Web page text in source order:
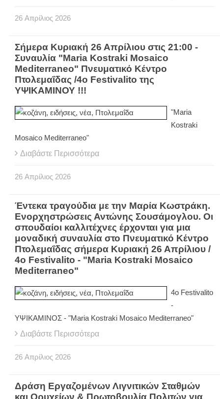
26 Απρίλιος 2026
Σήμερα Κυριακή 26 Απρίλιου στις 21:00 -
Συναυλία "Maria Kostraki Mosaico
Mediterraneo" Πνευματικό Κέντρο
Πτολεμαΐδας /4ο Festivalito της
ΥΨΙΚΑΜΙΝΟΥ !!!
"Maria
Kostraki
Mosaico Mediterraneo"
Διαβάστε Περισσότερα
26 Απρίλιος 2026
Έντεκα τραγούδια με την Μαρία Κωστράκη.
Ενορχηστρώσεις Αντώνης Σουσάμογλου. Οι
σπουδαίοι καλλιτέχνες έρχονται για μια
μοναδική συναυλία στο Πνευματικό Κέντρο
Πτολεμαΐδας σήμερα Κυριακή 26 Απρίλιου /
4ο Festivalito - "Maria Kostraki Mosaico
Mediterraneo"
4ο Festivalito
-
ΥΨΙΚΑΜΙΝΟΣ - "Maria Kostraki Mosaico Mediterraneo"
Διαβάστε Περισσότερα
26 Απρίλιος 2026
Δράση Εργαζομένων Λιγνιτικών Σταθμών
και Ορυχείων & Πρωτοβουλία Πολιτών για